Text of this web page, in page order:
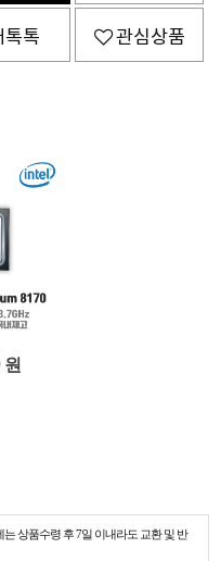
톡톡 관심상품
원
상품수령 후 7일 이내라도 교환 및 반